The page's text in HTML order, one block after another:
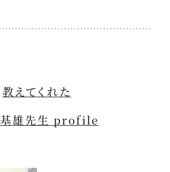
教えてくれた
雄先生 profile